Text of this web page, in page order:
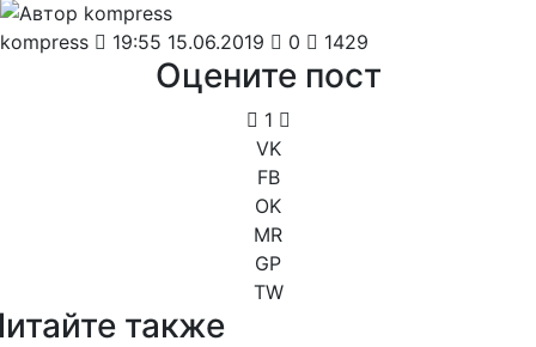
kompress 19:55 15.06.2019 0 1429
Оцените пост
1
VK
FB
OK
MR
GP
TW
также